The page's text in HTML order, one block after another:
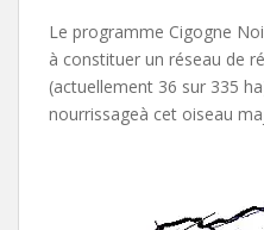
Le programme Cigogne
à constituer un réseau de
(actuellement 36 sur 335
nourrissageà cet oiseau